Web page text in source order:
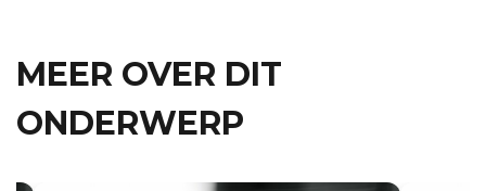
MEER OVER DIT
ONDERWERP